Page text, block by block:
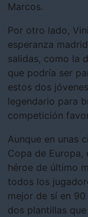
Marcos.
Por otro lado,
esperanza
salidas, como la
que podría ser
estos dos
legendario para
competición
Aunque en unas
Copa de Europa,
héroe de último
todos los
mejor de sí en
dos plantillas